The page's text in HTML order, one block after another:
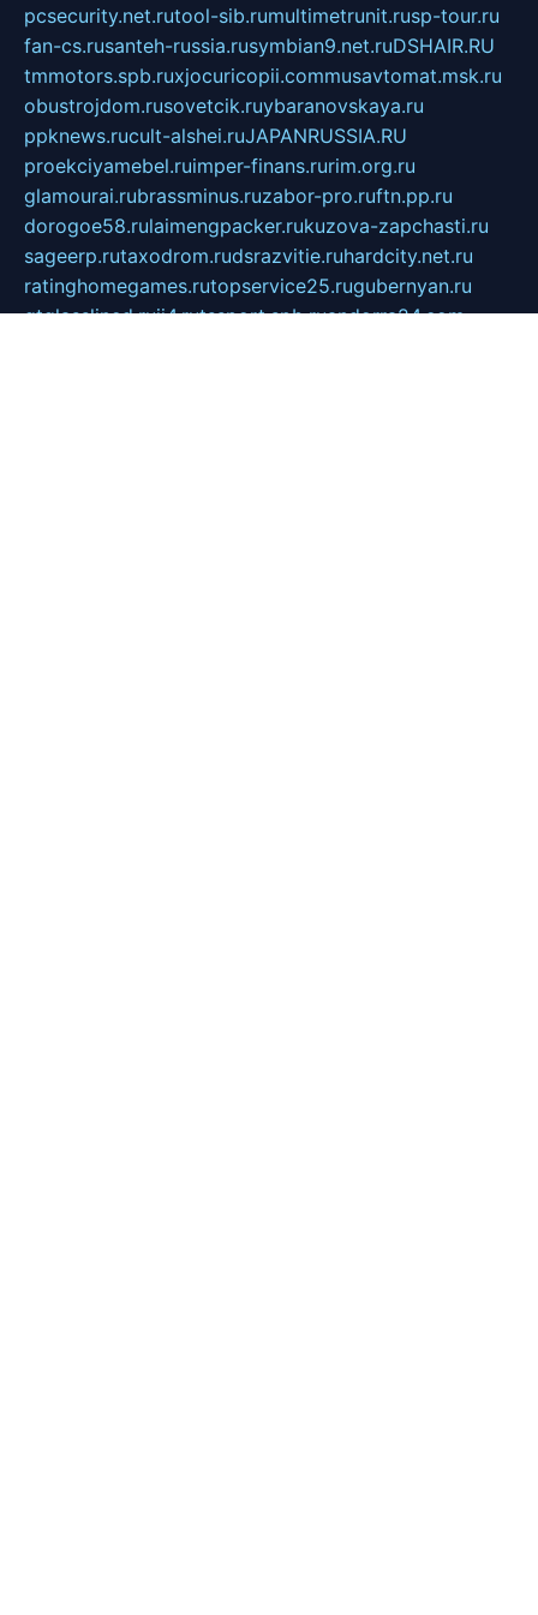
pcsecurity.net.rutool-sib.rumultimetrunit.rusp-tour.ru
fan-cs.rusanteh-russia.rusymbian9.net.ruDSHAIR.RU
tmmotors.spb.ruxjocuricopii.commusavtomat.msk.ru
obustrojdom.rusovetcik.ruybaranovskaya.ru
ppknews.rucult-alshei.ruJAPANRUSSIA.RU
proekciyamebel.ruimper-finans.rurim.org.ru
glamourai.rubrassminus.ruzabor-pro.ruftn.pp.ru
dorogoe58.rulaimengpacker.rukuzova-zapchasti.ru
sageerp.rutaxodrom.rudsrazvitie.ruhardcity.net.ru
ratinghomegames.rutopservice25.rugubernyan.ru
gtglasslined.ruii4.rutssport.spb.ruandorra24.com